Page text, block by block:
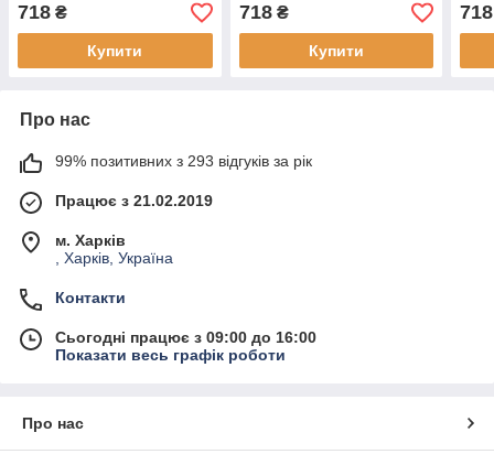
718 ₴
Купити
718₴
Купити
(1
718
Про нас
99% позитивних з 293 відгуків за рік
Працює з 21.02.2019
м. Харків
, Харків, Україна
Контакти
Сьогодні працює з 09:00 до 16:00
Показати весь графік роботи
Про нас